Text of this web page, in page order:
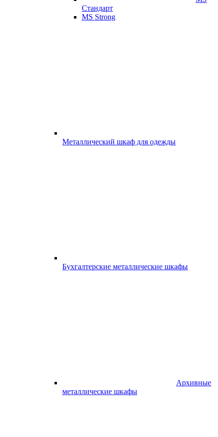
Стандарт
MS Strong
Металлический шкаф для одежды
Бухгалтерские металлические шкафы
Архивные
металлические шкафы